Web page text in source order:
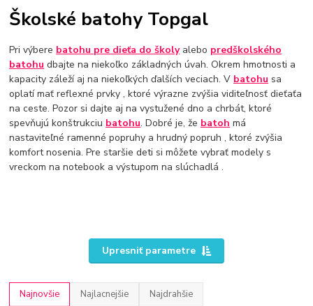
Školské batohy Topgal
Pri výbere batohu pre dieťa do školyalebo predškolského
batohu dbajte na niekoľko základných úvah. Okrem hmotnosti a
kapacity záleží aj na niekoľkých ďalších veciach. V batohu sa
oplatí mať reflexné prvky , ktoré výrazne zvýšia viditeľnosť dieťaťa
na ceste. Pozor si dajte aj na vystužené dno a chrbát, ktoré
spevňujú konštrukciu batohu. Dobré je, že batoh má
nastaviteľné ramenné popruhy a hrudný popruh , ktoré zvýšia
komfort nosenia. Pre staršie deti si môžete vybrať modely s
vreckom na notebook a výstupom na slúchadlá .
Upresniť parametre
Najnovšie Najlacnejšie Najdrahšie